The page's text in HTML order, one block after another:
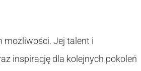
możliwości. Jej talent i
inspirację dla kolejnych pokoleń